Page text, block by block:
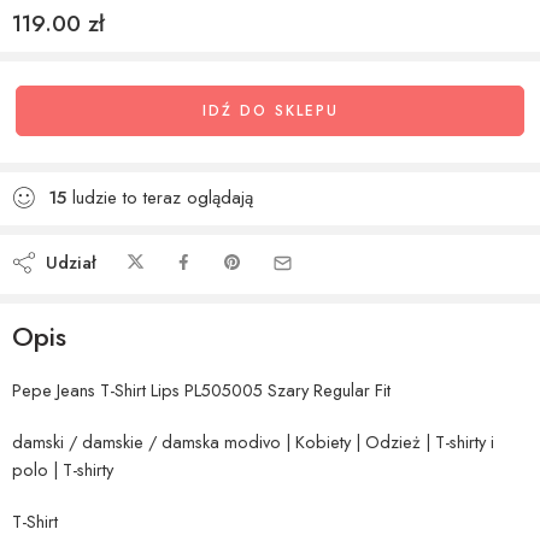
119.00 zł
IDŹ DO SKLEPU
15 ludzie to teraz oglądają
Udział
Opis
Pepe Jeans T-Shirt Lips PL505005 Szary Regular Fit
damski / damskie / damska modivo | Kobiety | Odzież | T-shirty i
polo | T-shirty
T-Shirt